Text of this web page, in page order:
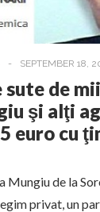
- SEPTEMBER 18,
de
şi alţi
euro cu
de la
privat, un